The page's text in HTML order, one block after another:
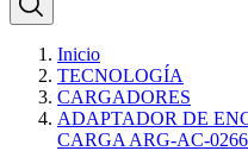
Inicio
TECNOLOGÍA
CARGADORES
ADAPTADOR DE
CARGA ARG-AC-